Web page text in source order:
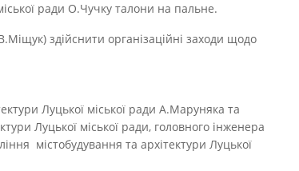
ради О.Чучку талони на пальне.
здійснити організаційні заходи щодо
Луцької міської ради А.Маруняка та
Луцької міської ради, головного інженера
містобудування та архітектури Луцької